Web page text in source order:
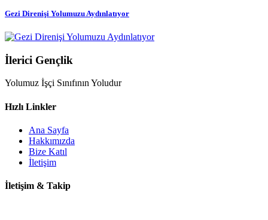
Gezi Direnişi Yolumuzu Aydınlatıyor
İlerici Gençlik
Yolumuz İşçi Sınıfının Yoludur
Hızlı Linkler
Ana Sayfa
Hakkımızda
Bize Katıl
İletişim
İletişim & Takip